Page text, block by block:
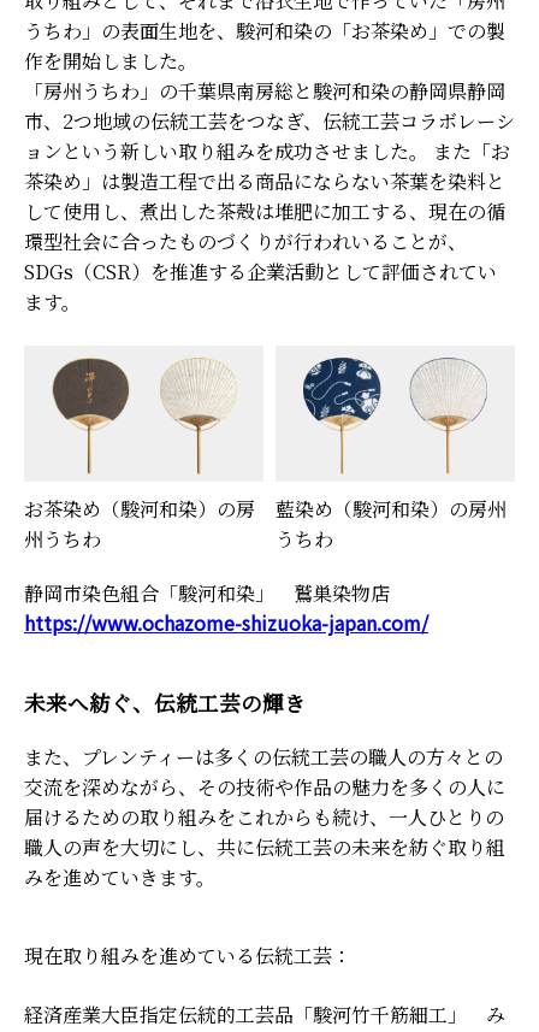
うちわ」の表面生地を、駿河和染の「お茶染め」での製
作を開始しました。
「房州うちわ」の千葉県南房総と駿河和染の静岡県静岡
市、2つ地域の伝統工芸をつなぎ、伝統工芸コラボレーシ
ョンという新しい取り組みを成功させました。 また「お
茶染め」は製造工程で出る商品にならない茶葉を染料と
して使用し、煮出した茶殻は堆肥に加工する、現在の循
環型社会に合ったものづくりが行われいることが、
SDGs（CSR）を推進する企業活動として評価されてい
ます。
お茶染め（駿河和染）の房
州うちわ
藍染め（駿河和染）の房州
うちわ
静岡市染色組合「駿河和染」 鷲巣染物店
https://www.ochazome-shizuoka-japan.com/
未来へ紡ぐ、伝統工芸の輝き
また、プレンティーは多くの伝統工芸の職人の方々との
交流を深めながら、その技術や作品の魅力を多くの人に
届けるための取り組みをこれからも続け、一人ひとりの
職人の声を大切にし、共に伝統工芸の未来を紡ぐ取り組
みを進めていきます。
現在取り組みを進めている伝統工芸：
経済産業大臣指定伝統的工芸品「駿河竹千筋細工」 み